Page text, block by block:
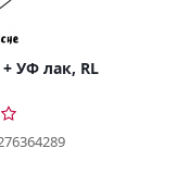
УФ лак, RL